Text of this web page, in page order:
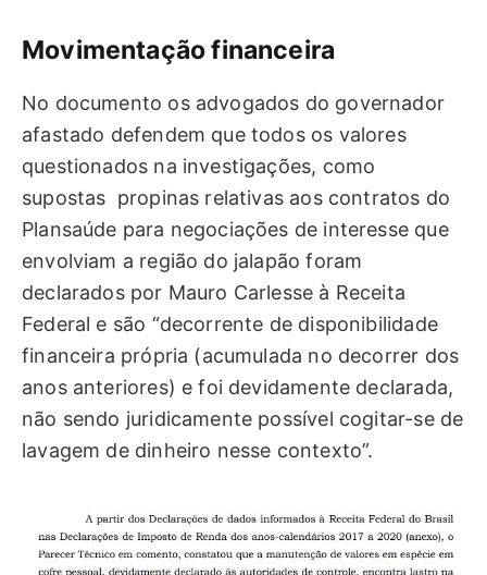
Movimentação financeira
No documento os advogados do governador
afastado defendem que todos os valores
questionados na investigações, como
supostas propinas relativas aos contratos do
Plansaúde para negociações de interesse que
envolviam a região do jalapão foram
declarados por Mauro Carlesse à Receita
Federal e são “decorrente de disponibilidade
financeira própria (acumulada no decorrer dos
anos anteriores) e foi devidamente declarada,
não sendo juridicamente possível cogitar-se de
lavagem de dinheiro nesse contexto”.